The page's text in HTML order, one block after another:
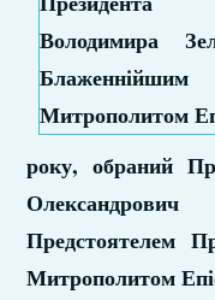
року, обраний
Предстоятелем
Митрополитом